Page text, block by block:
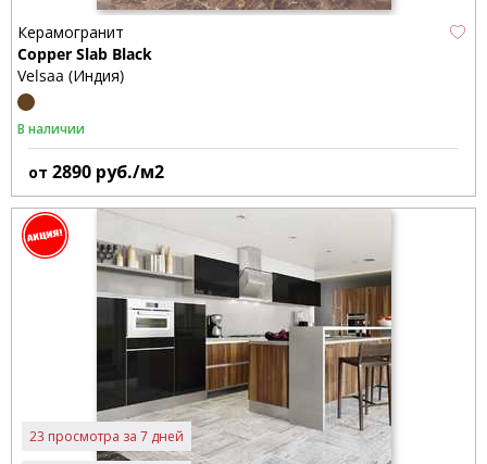
Керамогранит
Copper Slab Black
Velsaa (Индия)
В наличии
от 2890 руб./м2
23 просмотра за 7 дней